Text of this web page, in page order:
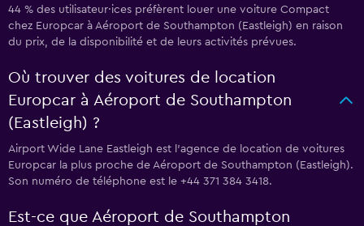
44 % des utilisateur·ices préfèrent louer une voiture Compact
chez Europcar à Aéroport de Southampton (Eastleigh) en raison
du prix, de la disponibilité et de leurs activités prévues.
Où trouver des voitures de location
Europcar à Aéroport de Southampton
(Eastleigh) ?
Airport Wide Lane Eastleigh est l'agence de location de voitures
Europcar la plus proche de Aéroport de Southampton (Eastleigh).
Son numéro de téléphone est le +44 371 384 3418.
Est-ce que Aéroport de Southampton